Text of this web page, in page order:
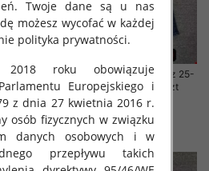
29-
Spodnie damskie jeansy Roz 25-
30, 1 Kolor Paczka 10 szt
61.00 zł
szczegóły
Twoje dane są u nas
możesz wycofać w każdej
polityka prywatności.
roku obowiązuje
Europejskiego i
z dnia 27 kwietnia 2016 r.
osób fizycznych w związku
danych osobowych i w
przepływu takich